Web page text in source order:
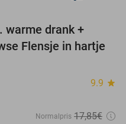
warme drank +
Flensje in hartje
9.9 star
Normalpris 17,85€